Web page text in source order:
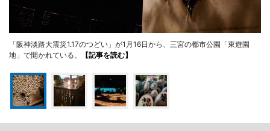
「阪神淡路大震災1.17のつどい」が1月16日から、三宮の都市公園「東遊園
地」で開かれている。
【記事を読む】